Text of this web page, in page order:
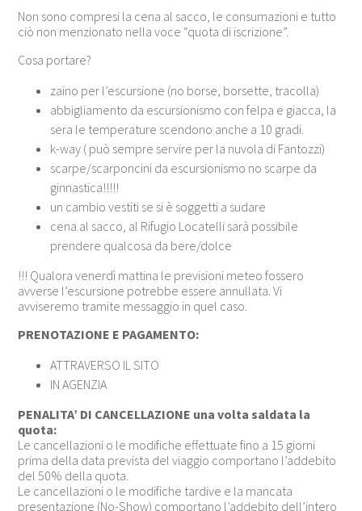
Non sono compresi la cena al sacco, le consumazioni e tutto
ciò non menzionato nella voce “quota di iscrizione”.
Cosa portare?
zaino per l’escursione (no borse, borsette, tracolla)
abbigliamento da escursionismo con felpa e giacca, la
sera le temperature scendono anche a 10 gradi.
k-way ( può sempre servire per la nuvola di Fantozzi)
scarpe/scarponcini da escursionismo no scarpe da
ginnastica!!!!!
un cambio vestiti se si è soggetti a sudare
cena al sacco, al Rifugio Locatelli sarà possibile
prendere qualcosa da bere/dolce
!!! Qualora venerdì mattina le previsioni meteo fossero
avverse l’escursione potrebbe essere annullata. Vi
avviseremo tramite messaggio in quel caso.
PRENOTAZIONE E PAGAMENTO:
ATTRAVERSO IL SITO
IN AGENZIA
PENALITA’ DI CANCELLAZIONE una volta saldata la
quota:
Le cancellazioni o le modifiche effettuate fino a 15 giorni
prima della data prevista del viaggio comportano l’addebito
del 50% della quota.
Le cancellazioni o le modifiche tardive e la mancata
presentazione (No-Show) comportano l’addebito dell’intero